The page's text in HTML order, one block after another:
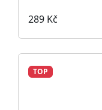
289 Kč
TOP